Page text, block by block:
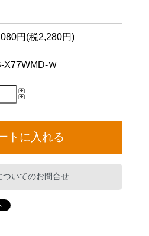
円(税2,280円)
X77WMD-Ｗ
トに入れる
ついてのお問合せ